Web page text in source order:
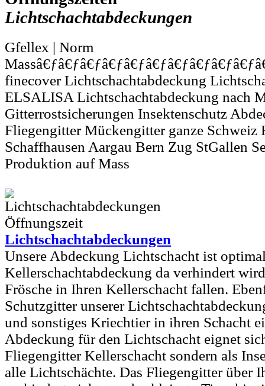
Lichtschachtabdeckungen
Gfellex | Norm
finecover Lichtschachtabdeckung
ELSALISA Lichtschachtabdeckung nach
Gitterrostsicherungen Insektenschutz
Fliegengitter Mückengitter ganze Schweiz
Schaffhausen Aargau Bern Zug StGallen
Produktion auf Mass
Lichtschachtabdeckungen
Unsere Abdeckung Lichtschacht ist
Kellerschachtabdeckung da verhindert
Frösche in Ihren Kellerschacht fallen.
Schutzgitter unserer
und sonstiges Kriechtier in ihren Schacht
Abdeckung für den Lichtschacht eignet
Fliegengitter Kellerschacht sondern als
alle Lichtschächte. Das Fliegengitter über